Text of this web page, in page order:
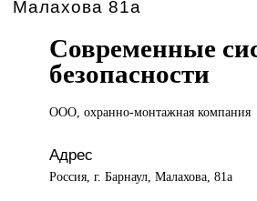
Малахова 81а
Современные
безопасности
ООО, охранно-монтажнаякомпания
Адрес
Россия, г. Барнаул, Малахова, 81а